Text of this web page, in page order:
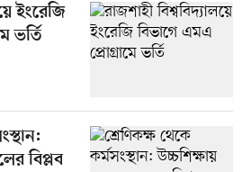
ইংরেজি
ভর্তি
বিপ্লব